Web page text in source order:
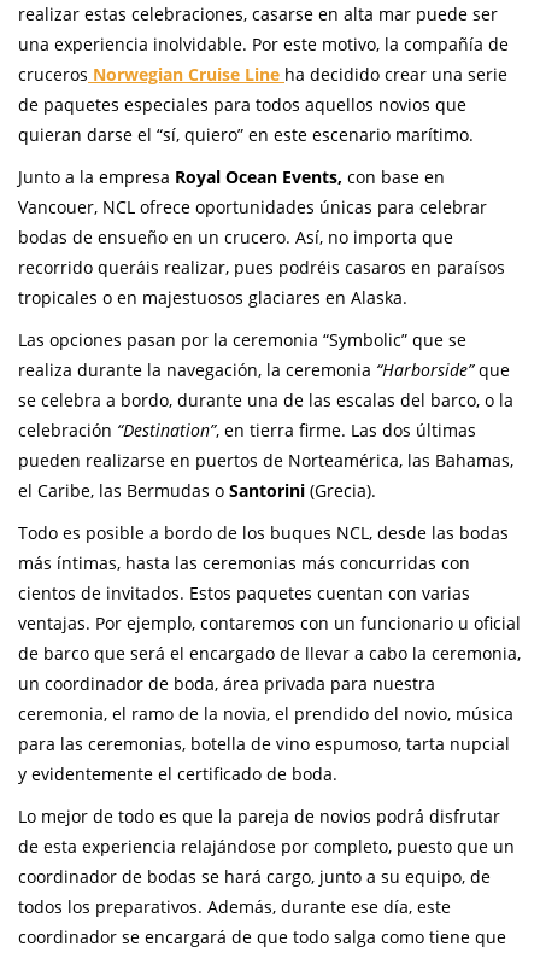
realizar estas celebraciones, casarse en alta mar puede ser
una experiencia inolvidable. Por este motivo, la compañía de
cruceros Norwegian Cruise Line ha decidido crear una serie
de paquetes especiales para todos aquellos novios que
quieran darse el “sí, quiero” en este escenario marítimo.
Junto a la empresa Royal Ocean Events, con base en
Vancouer, NCL ofrece oportunidades únicas para celebrar
bodas de ensueño en un crucero. Así, no importa que
recorrido queráis realizar, pues podréis casaros en paraísos
tropicales o en majestuosos glaciares en Alaska.
Las opciones pasan por la ceremonia “Symbolic” que se
realiza durante la navegación, la ceremonia “Harborside”que
se celebra a bordo, durante una de las escalas del barco, o la
celebración “Destination”, en tierra firme. Las dos últimas
pueden realizarse en puertos de Norteamérica, las Bahamas,
el Caribe, las Bermudas o Santorini (Grecia).
Todo es posible a bordo de los buques NCL, desde las bodas
más íntimas, hasta las ceremonias más concurridas con
cientos de invitados. Estos paquetes cuentan con varias
ventajas. Por ejemplo, contaremos con un funcionario u oficial
de barco que será el encargado de llevar a cabo la ceremonia,
un coordinador de boda, área privada para nuestra
ceremonia, el ramo de la novia, el prendido del novio, música
para las ceremonias, botella de vino espumoso, tarta nupcial
y evidentemente el certificado de boda.
Lo mejor de todo es que la pareja de novios podrá disfrutar
de esta experiencia relajándose por completo, puesto que un
coordinador de bodas se hará cargo, junto a su equipo, de
todos los preparativos. Además, durante ese día, este
coordinador se encargará de que todo salga como tiene que